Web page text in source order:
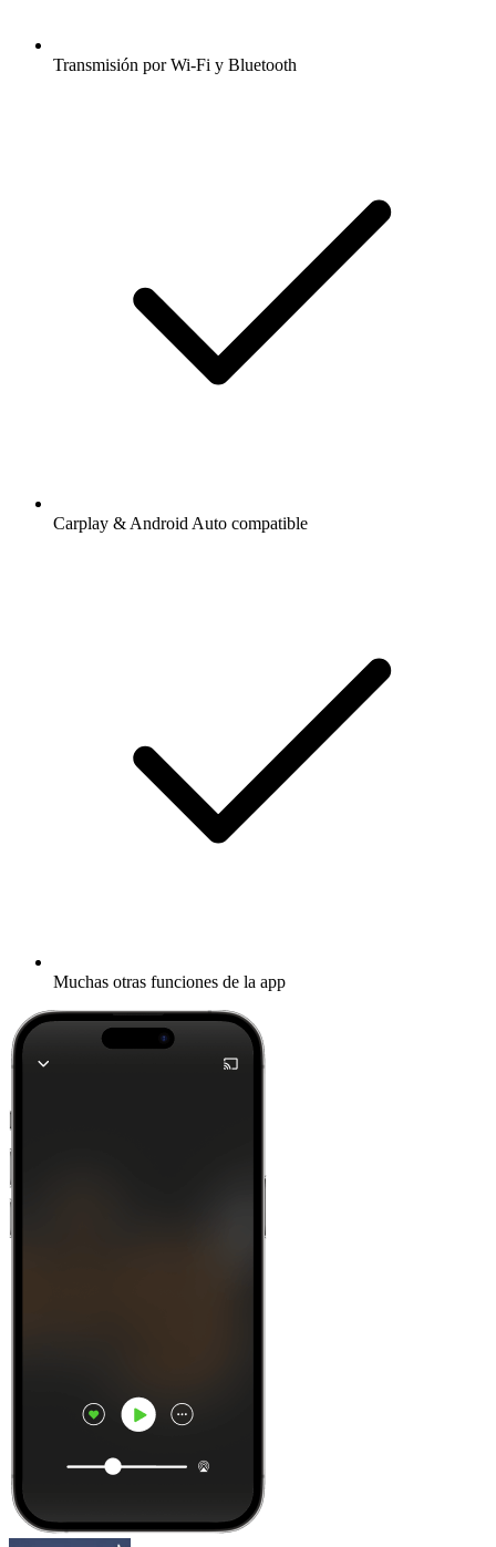
Transmisión por Wi-Fi y Bluetooth
Carplay & Android Auto compatible
Muchas otras funciones de la app